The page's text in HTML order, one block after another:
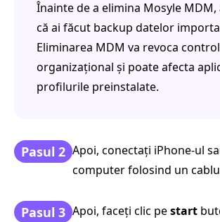
Înainte de a elimina Mosyle
că ai făcut backup datelor
Eliminarea MDM va revoca
organizațional și poate afecta
profilurile preinstalate.
Pasul 2 Apoi, conectați iPhone-ul
computer folosind un cablu
Pasul 3 Apoi, faceți clic pestart